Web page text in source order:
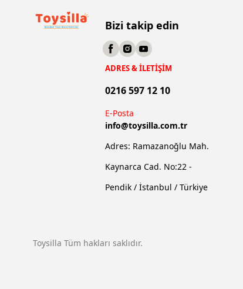
Bizi takip edin
ADRES & İLETİŞİM
0216 597 12 10
E-Posta
info@toysilla.com.tr
Adres: Ramazanoğlu Mah.
Kaynarca Cad. No:22 -
Pendik / İstanbul / Türkiye
Toysilla Tüm hakları saklıdır.